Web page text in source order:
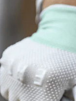
в
или призмы,